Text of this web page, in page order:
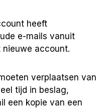
heeft
e-mails vanuit
nieuwe account.
verplaatsen van
tijd in beslag,
een kopie van een